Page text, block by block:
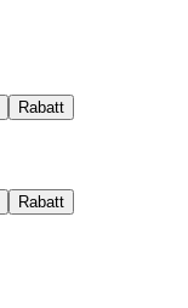
Rabatt
Rabatt